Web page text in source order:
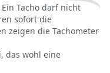
Tacho darf nicht
sofort die
zeigen die Tachometer
das wohl eine